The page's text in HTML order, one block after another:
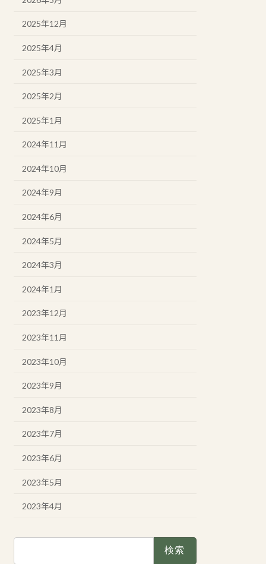
2025年12月
2025年4月
2025年3月
2025年2月
2025年1月
2024年11月
2024年10月
2024年9月
2024年6月
2024年5月
2024年3月
2024年1月
2023年12月
2023年11月
2023年10月
2023年9月
2023年8月
2023年7月
2023年6月
2023年5月
2023年4月